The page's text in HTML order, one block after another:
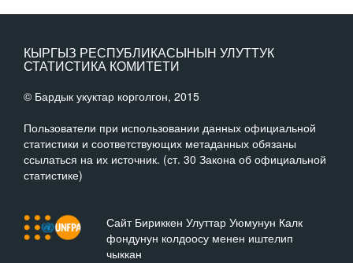
КЫРГЫЗ РЕСПУБЛИКАСЫНЫН УЛУТТУК
СТАТИСТИКА КОМИТЕТИ
© Бардык укуктар корголгон, 2015
Пользователи при использовании данных официальной
статистики и соответствующих метаданных обязаны
ссылаться на их источник. (ст. 30 Закона об официальной
статистике)
Сайт Бириккен Улуттар Уюмунун Калк
фондунун колдоосу менен иштелип
чыккан